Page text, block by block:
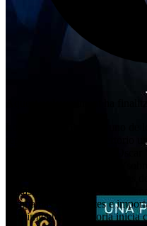
Aquest esdeveniment ha
La Bella Durmiente es uno de
representativos del repertorio
Chaikovski (edición por
García y Germain Alonso
fantasía, elegancia y
compañías emergentes e
Movimiento. La historia inicia